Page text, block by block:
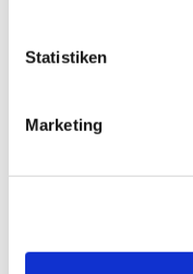
Statistiken
Marketing